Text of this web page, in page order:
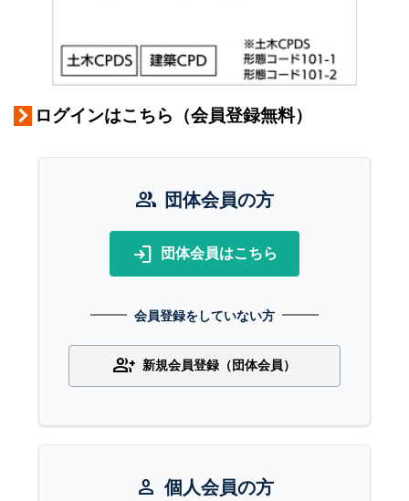
ログインはこちら（会員登録無料）
group 団体会員の方
login 団体会員はこちら
会員登録をしていない方
group_add 新規会員登録（団体会員）
person 個人会員の方